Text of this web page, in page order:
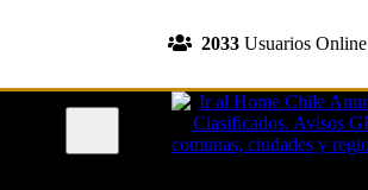
2033Usuarios Online